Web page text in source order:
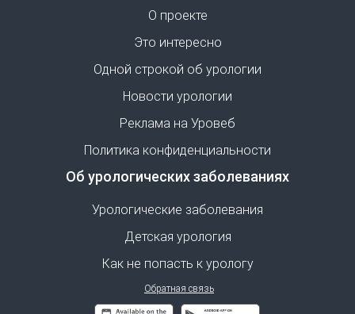
О проекте
Это интересно
Одной строкой об урологии
Новости урологии
Реклама на Уровеб
Политика конфиденциальности
Об урологических заболеваниях
Урологические заболевания
Детская урология
Как не попасть к урологу
Обратная связь